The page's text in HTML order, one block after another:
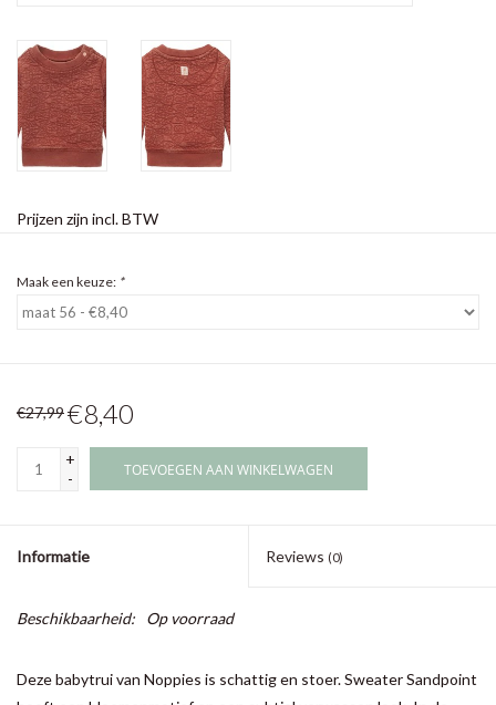
Prijzen zijn incl. BTW
Maak een keuze: *
€27,99€8,40
+
-
TOEVOEGEN AAN WINKELWAGEN
Informatie Reviews (0)
Beschikbaarheid: Op voorraad
Deze babytrui van Noppies is schattig en stoer. Sweater Sandpoint